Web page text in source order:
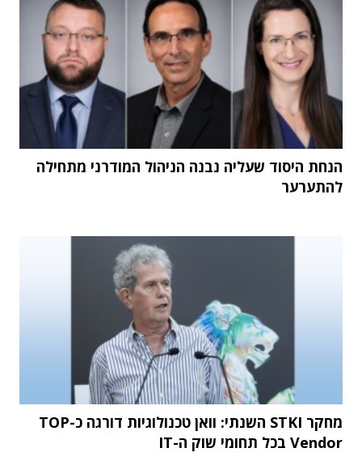
הנחת היסוד שעליה נבנה הניהול המודרני מתחילה
להתערער
מחקר STKI השנתי: וואן טכנולוגיות דורגה כ-TOP
Vendor בכל תחומי שוק ה-IT